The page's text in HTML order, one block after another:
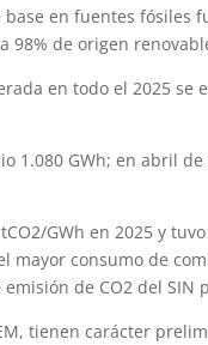
en fuentes fósiles
98% de origen
en todo el 2025
1.080 GWh; en abril
GWh en 2025 y
mayor consumo de
de CO2 del SIN
tienen carácter